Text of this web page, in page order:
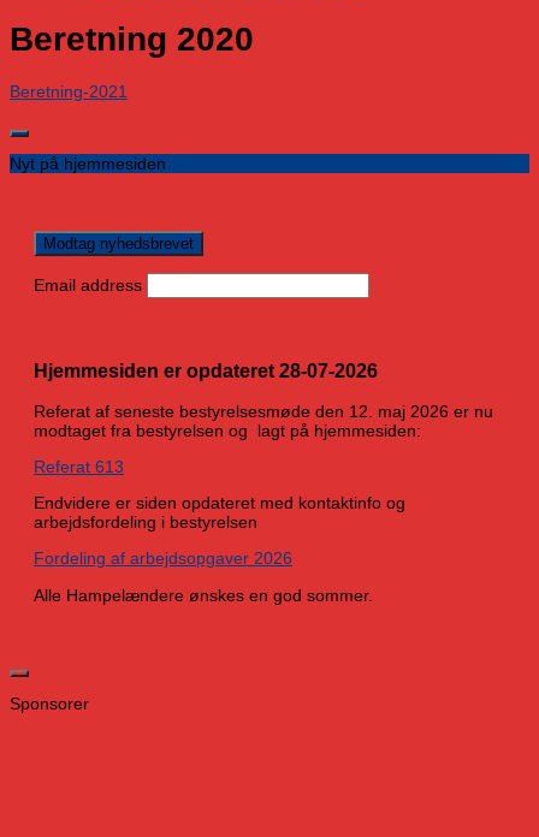
Beretning 2020
Beretning-2021
Nyt på hjemmesiden
Email address
Hjemmesiden er opdateret 28-07-2026
Referat af seneste bestyrelsesmøde den 12. maj 2026 er nu
modtaget fra bestyrelsen og lagt på hjemmesiden:
Referat 613
Endvidere er siden opdateret med kontaktinfo og
arbejdsfordeling i bestyrelsen
Fordeling af arbejdsopgaver 2026
Alle Hampelændere ønskes en god sommer.
Sponsorer